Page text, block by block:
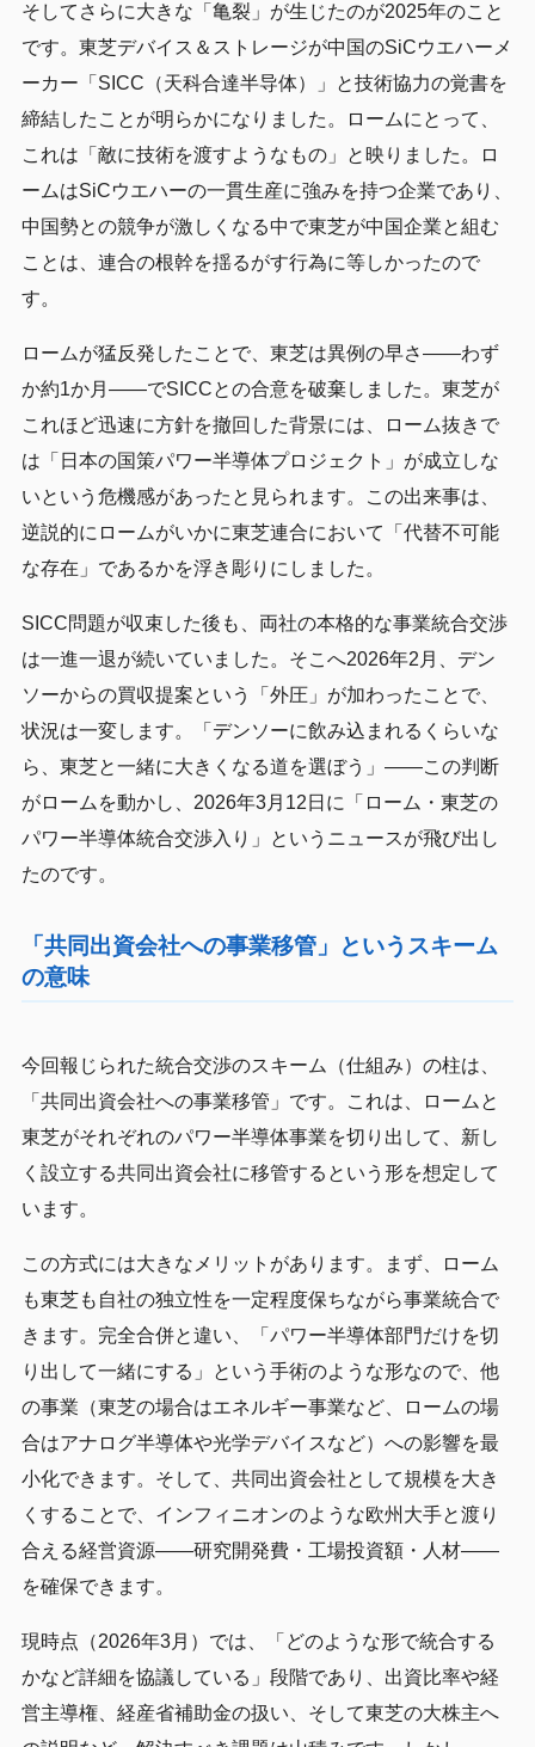
そしてさらに大きな「亀裂」が生じたのが2025年のこと
です。東芝デバイス＆ストレージが中国のSiCウエハーメ
ーカー「SICC（天科合達半导体）」と技術協力の覚書を
締結したことが明らかになりました。ロームにとって、
これは「敵に技術を渡すようなもの」と映りました。ロ
ームはSiCウエハーの一貫生産に強みを持つ企業であり、
中国勢との競争が激しくなる中で東芝が中国企業と組む
ことは、連合の根幹を揺るがす行為に等しかったので
す。
ロームが猛反発したことで、東芝は異例の早さ——わず
か約1か月——でSICCとの合意を破棄しました。東芝が
これほど迅速に方針を撤回した背景には、ローム抜きで
は「日本の国策パワー半導体プロジェクト」が成立しな
いという危機感があったと見られます。この出来事は、
逆説的にロームがいかに東芝連合において「代替不可能
な存在」であるかを浮き彫りにしました。
SICC問題が収束した後も、両社の本格的な事業統合交渉
は一進一退が続いていました。そこへ2026年2月、デン
ソーからの買収提案という「外圧」が加わったことで、
状況は一変します。「デンソーに飲み込まれるくらいな
ら、東芝と一緒に大きくなる道を選ぼう」——この判断
がロームを動かし、2026年3月12日に「ローム・東芝の
パワー半導体統合交渉入り」というニュースが飛び出し
たのです。
「共同出資会社への事業移管」というスキーム
の意味
今回報じられた統合交渉のスキーム（仕組み）の柱は、
「共同出資会社への事業移管」です。これは、ロームと
東芝がそれぞれのパワー半導体事業を切り出して、新し
く設立する共同出資会社に移管するという形を想定して
います。
この方式には大きなメリットがあります。まず、ローム
も東芝も自社の独立性を一定程度保ちながら事業統合で
きます。完全合併と違い、「パワー半導体部門だけを切
り出して一緒にする」という手術のような形なので、他
の事業（東芝の場合はエネルギー事業など、ロームの場
合はアナログ半導体や光学デバイスなど）への影響を最
小化できます。そして、共同出資会社として規模を大き
くすることで、インフィニオンのような欧州大手と渡り
合える経営資源——研究開発費・工場投資額・人材——
を確保できます。
現時点（2026年3月）では、「どのような形で統合する
かなど詳細を協議している」段階であり、出資比率や経
営主導権、経産省補助金の扱い、そして東芝の大株主へ